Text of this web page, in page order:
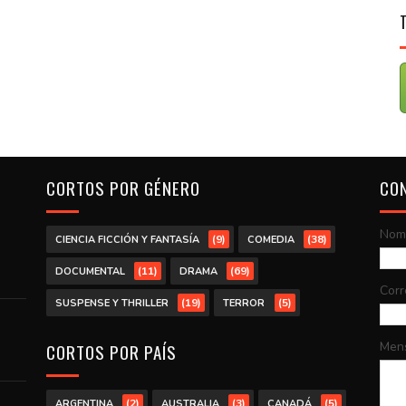
CORTOS POR GÉNERO
CIENCIA FICCIÓN Y FANTASÍA (9) COMEDIA (38)
DOCUMENTAL (11) DRAMA (69)
SUSPENSE Y THRILLER (19) TERROR (5)
CORTOS POR PAÍS